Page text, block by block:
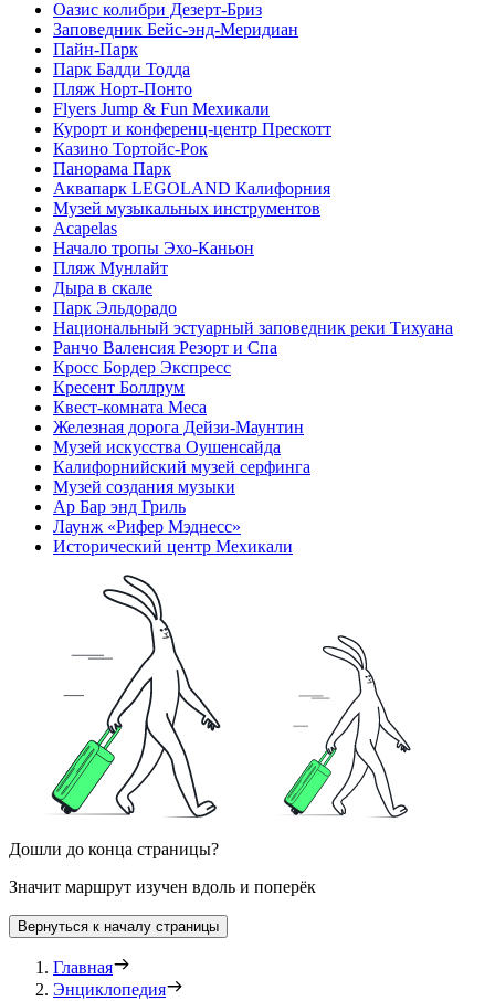
Оазис колибри Дезерт-Бриз
Заповедник Бейс-энд-Меридиан
Пайн-Парк
Парк Бадди Тодда
Пляж Норт-Понто
Flyers Jump & Fun Мехикали
Курорт и конференц-центр Прескотт
Казино Тортойс-Рок
Панорама Парк
Аквапарк LEGOLAND Калифорния
Музей музыкальных инструментов
Acapelas
Начало тропы Эхо-Каньон
Пляж Мунлайт
Дыра в скале
Парк Эльдорадо
Национальный эстуарный заповедник реки Тихуана
Ранчо Валенсия Резорт и Спа
Кросс Бордер Экспресс
Кресент Боллрум
Квест-комната Меса
Железная дорога Дейзи-Маунтин
Музей искусства Оушенсайда
Калифорнийский музей серфинга
Музей создания музыки
Ар Бар энд Гриль
Лаунж «Рифер Мэднесс»
Исторический центр Мехикали
Дошли до конца страницы?
Значит маршрут изучен вдоль и поперёк
Вернуться к началу страницы
Главная
Энциклопедия